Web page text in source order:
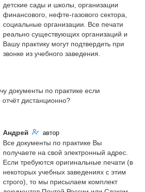
детские сады и школы, организации
финансового, нефте-газового сектора,
социальные организации. Все печати
реально существующих организаций и
Вашу практику могут подтвердить при
звонке из учебного заведения.
документы по практике если
дистанционно?
Андрей автор
Все документы по практике Вы
получаете на свой электронный адрес.
Если требуются оригинальные печати (в
некоторых учебных заведениях с этим
строго), то мы присылаем комплект